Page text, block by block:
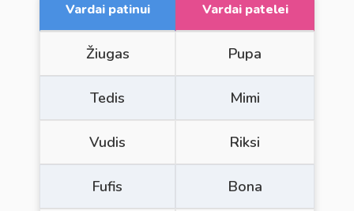
Vardai patinui Vardai patelei
Žiugas Pupa
Tedis Mimi
Vudis Riksi
Fufis Bona